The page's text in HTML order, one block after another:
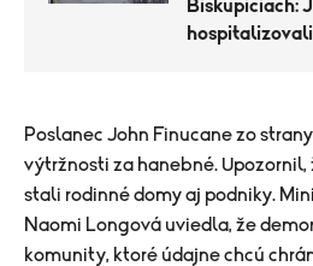
Biskupiciach:
Poslanec John Finucane zo
výtržnosti za hanebné. Upozornil,
stali rodinné domy aj podniky.
Naomi Longová uviedla, že
komunity, ktoré údajne chcú